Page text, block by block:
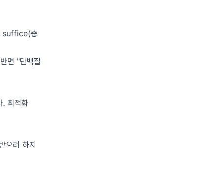
suffice(충
면 "단백질
최적화
으려 하지